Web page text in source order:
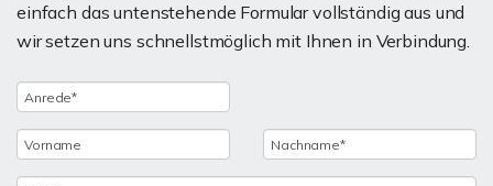
einfach das untenstehende Formular vollständig aus und
wir setzen uns schnellstmöglich mit Ihnen in Verbindung.